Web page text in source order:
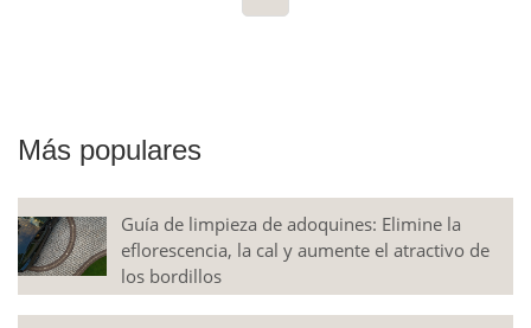
Más populares
Guía de limpieza de adoquines: Elimine la
eflorescencia, la cal y aumente el atractivo de
los bordillos